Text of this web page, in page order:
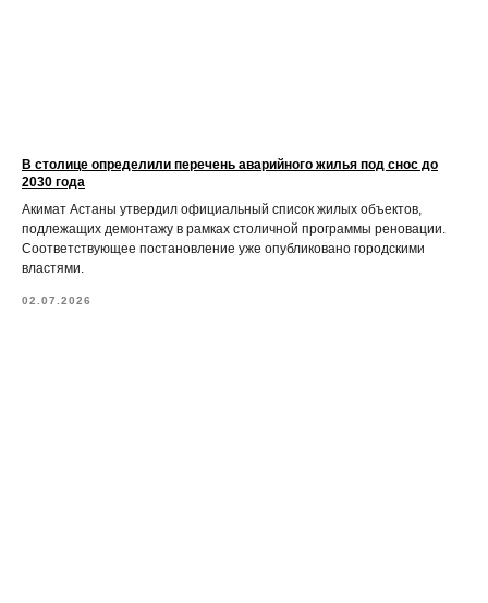
В столице определили перечень аварийного жилья под снос до
2030 года
Акимат Астаны утвердил официальный список жилых объектов,
подлежащих демонтажу в рамках столичной программы реновации.
Соответствующее постановление уже опубликовано городскими
властями.
02.07.2026